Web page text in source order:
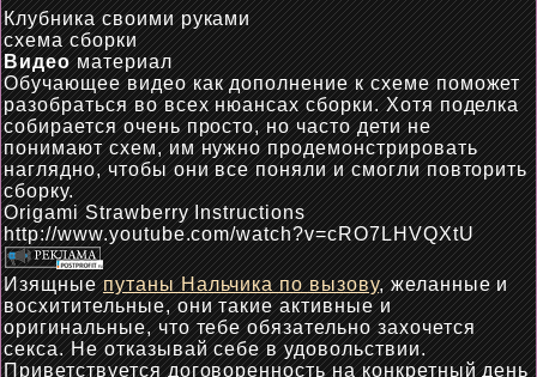
Клубника своими руками
схема сборки
Видеоматериал
Обучающее видео как дополнение к схеме поможет
разобраться во всех нюансах сборки. Хотя поделка
собирается очень просто, но часто дети не
понимают схем, им нужно продемонстрировать
наглядно, чтобы они все поняли и смогли повторить
сборку.
Origami Strawberry Instructions
http://www.youtube.com/watch?v=cRO7LHVQXtU
Изящныепутаны Нальчика по вызову, желанные и
восхитительные, они такие активные и
оригинальные, что тебе обязательно захочется
секса. Не отказывай себе в удовольствии.
Приветствуется договоренность на конкретный день